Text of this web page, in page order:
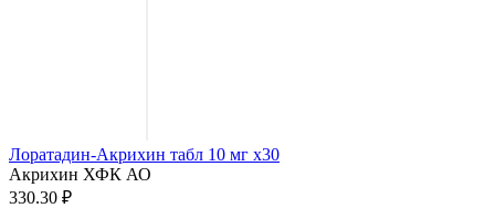
Лоратадин-Акрихин табл 10 мг x30
Акрихин ХФК АО
330.30 ₽